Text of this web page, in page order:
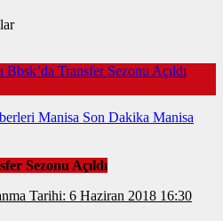
Bbsk’da Transfer Sezonu Açıldı
Manisa Son Dakika Manisa
Sezonu Açıldı
Tarihi: 6 Haziran 2018 16:30